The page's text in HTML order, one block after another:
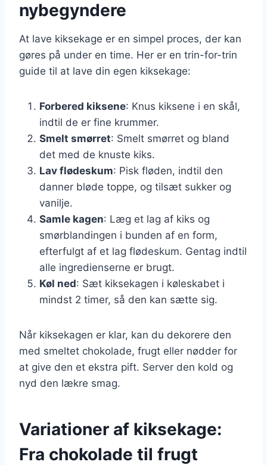
nybegyndere
At lave kiksekage er en simpel proces, der kan
gøres på under en time. Her er en trin-for-trin
guide til at lave din egen kiksekage:
Forbered kiksene: Knus kiksene i en skål,
indtil de er fine krummer.
Smelt smørret: Smelt smørret og bland
det med de knuste kiks.
Lav flødeskum: Pisk fløden, indtil den
danner bløde toppe, og tilsæt sukker og
vanilje.
Samle kagen: Læg et lag af kiks og
smørblandingen i bunden af en form,
efterfulgt af et lag flødeskum. Gentag indtil
alle ingredienserne er brugt.
Køl ned: Sæt kiksekagen i køleskabet i
mindst 2 timer, så den kan sætte sig.
Når kiksekagen er klar, kan du dekorere den
med smeltet chokolade, frugt eller nødder for
at give den et ekstra pift. Server den kold og
nyd den lækre smag.
Variationer af kiksekage:
Fra chokolade til frugt